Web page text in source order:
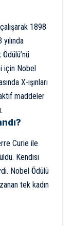
1898
için Nobel
X-ışınları
maddeler
Curie ile
Kendisi
Nobel Ödülü
tek kadın